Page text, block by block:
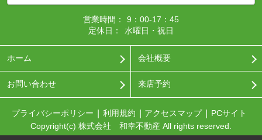
営業時間：
9：00-17：45
定休日：
水曜日・祝日
ホーム 会社概要
お問い合わせ 来店予約
プライバシーポリシー 利用規約 アクセスマップ
PCサイト
Copyright(c) 株式会社 和幸不動産 All rights reserved.